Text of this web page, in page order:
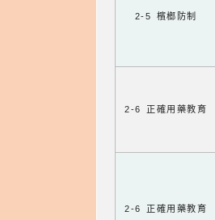
2-5 檳榔防制
2-6 正確用藥教育
2-6 正確用藥教育